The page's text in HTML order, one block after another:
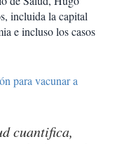
incluida la capital
e incluso los casos
para vacunar a
cuantifica,